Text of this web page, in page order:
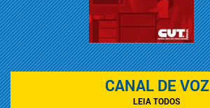
CANAL DE VOZ
LEIA TODOS